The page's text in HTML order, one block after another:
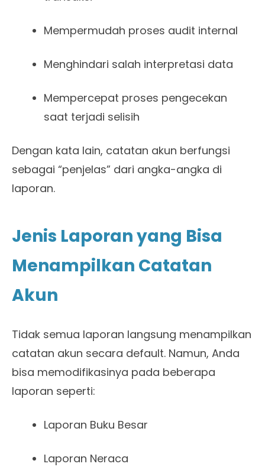
Mempermudah proses audit internal
Menghindari salah interpretasi data
Mempercepat proses pengecekan
saat terjadi selisih
Dengan kata lain, catatan akun berfungsi
sebagai “penjelas” dari angka-angka di
laporan.
Jenis Laporan yang Bisa
Menampilkan Catatan
Akun
Tidak semua laporan langsung menampilkan
catatan akun secara default. Namun, Anda
bisa memodifikasinya pada beberapa
laporan seperti:
Laporan Buku Besar
Laporan Neraca